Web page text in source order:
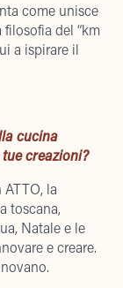
come unisce
del “km
a ispirare il
cucina
creazioni?
la
toscana,
Natale e le
e creare.